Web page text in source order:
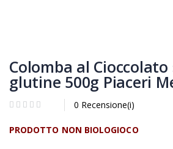
Colomba al Cioccolato
glutine 500g Piaceri
0 Recensione(i)
PRODOTTO NON BIOLOGIOCO